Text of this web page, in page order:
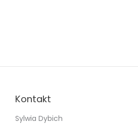
Kontakt
Sylwia Dybich